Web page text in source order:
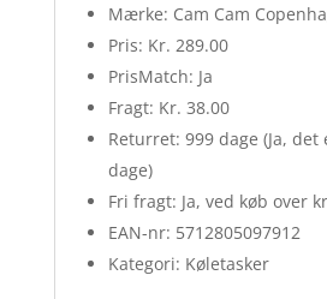
Mærke: Cam Cam
Pris: Kr. 289.00
PrisMatch: Ja
Fragt: Kr. 38.00
Returret: 999 dage (Ja,
dage)
Fri fragt: Ja, ved køb over
EAN-nr: 5712805097912
Kategori: Køletasker